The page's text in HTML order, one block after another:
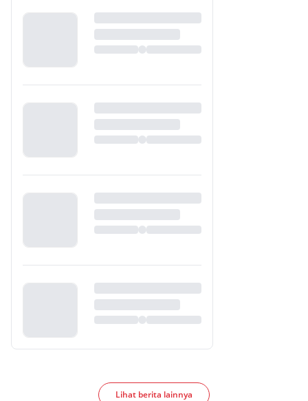
Lihat berita lainnya